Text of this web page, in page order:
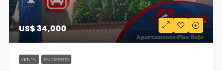
US$ 34,000
VENTA EN OFERTA